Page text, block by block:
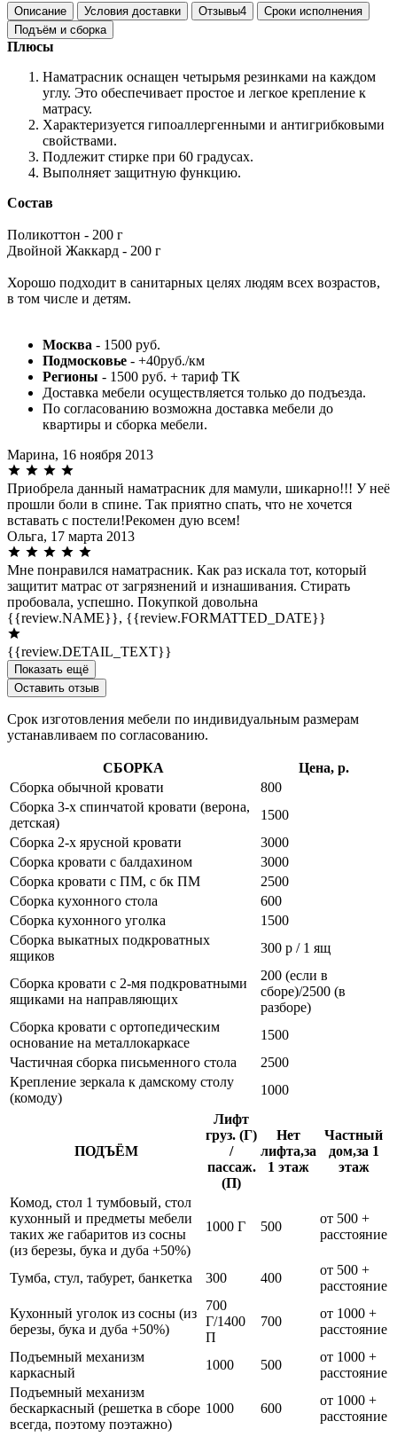
Описание Условия доставки Отзывы4
Сроки исполнения
Подъём и сборка
Плюсы
Наматрасник оснащен четырьмя резинками на каждом
углу. Это обеспечивает простое и легкое крепление к
матрасу.
Характеризуется гипоаллергенными и антигрибковыми
свойствами.
Подлежит стирке при 60 градусах.
Выполняет защитную функцию.
Состав
Поликоттон - 200 г
Двойной Жаккард - 200 г
Хорошо подходит в санитарных целях людям всех возрастов,
в том числе и детям.
Москва - 1500 руб.
Подмосковье - +40руб./км
Регионы - 1500 руб. + тариф ТК
Доставка мебели осуществляется только до подъезда.
По согласованию возможна доставка мебели до
квартиры и сборка мебели.
Марина, 16 ноября 2013
Приобрела данный наматрасник для мамули, шикарно!!! У неё
прошли боли в спине. Так приятно спать, что не хочется
вставать с постели!Рекомен дую всем!
Ольга, 17 марта 2013
Мне понравился наматрасник. Как раз искала тот, который
защитит матрас от загрязнений и изнашивания. Стирать
пробовала, успешно. Покупкой довольна
{{review.NAME}}, {{review.FORMATTED_DATE}}
{{review.DETAIL_TEXT}}
Показать ещё
Оставить отзыв
Срок изготовления мебели по индивидуальным размерам
устанавливаем по согласованию.
СБОРКА
Цена, р.
Сборка обычной кровати
800
Сборка 3-х спинчатой кровати (верона,
детская)
1500
Сборка 2-х ярусной кровати
3000
Сборка кровати с балдахином
3000
Сборка кровати с ПМ, с бк ПМ
2500
Сборка кухонного стола
600
Сборка кухонного уголка
1500
Сборка выкатных подкроватных
ящиков
300 р / 1 ящ
Сборка кровати с 2-мя подкроватными
ящиками на направляющих
200 (если в
сборе)/2500 (в
разборе)
Сборка кровати с ортопедическим
основание на металлокаркасе
1500
Частичная сборка письменного стола
2500
Крепление зеркала к дамскому столу
(комоду)
1000
ПОДЪЁМ
Лифт
груз. (Г)
/
пассаж.
(П)
Нет
лифта,за
1 этаж
Частный
дом,за 1
этаж
Комод, стол 1 тумбовый, стол
кухонный и предметы мебели
таких же габаритов из сосны
(из березы, бука и дуба +50%)
1000 Г 500
от 500 +
расстояние
Тумба, стул, табурет, банкетка 300 400
от 500 +
расстояние
Кухонный уголок из сосны (из
березы, бука и дуба +50%)
700
Г/1400
П
700
от 1000 +
расстояние
Подъемный механизм
каркасный
1000 500
от 1000 +
расстояние
Подъемный механизм
бескаркасный (решетка в сборе
всегда, поэтому поэтажно)
1000 600
от 1000 +
расстояние